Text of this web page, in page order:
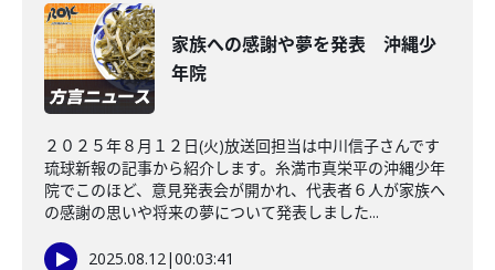
家族への感謝や夢を発表 沖縄少
年院
２０２５年８月１２日(火)放送回担当は中川信子さんです
琉球新報の記事から紹介します。糸満市真栄平の沖縄少年
院でこのほど、意見発表会が開かれ、代表者６人が家族へ
の感謝の思いや将来の夢について発表しました...
2025.08.12|00:03:41